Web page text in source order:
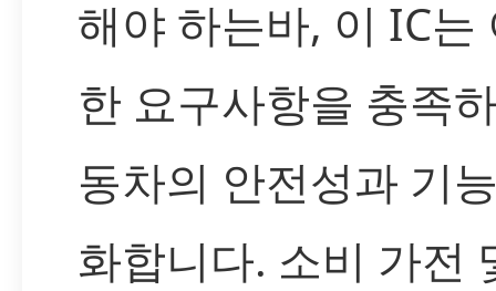
해야 하는바, 이 IC는
한 요구사항을 충족
동차의 안전성과 기
화합니다. 소비 가전